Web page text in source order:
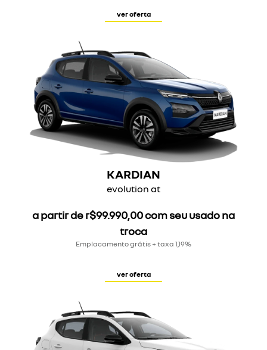
ver oferta
KARDIAN
evolution at
a partir de r$99.990,00 com seu usado na
troca
Emplacamento grátis + taxa 1,19%
ver oferta